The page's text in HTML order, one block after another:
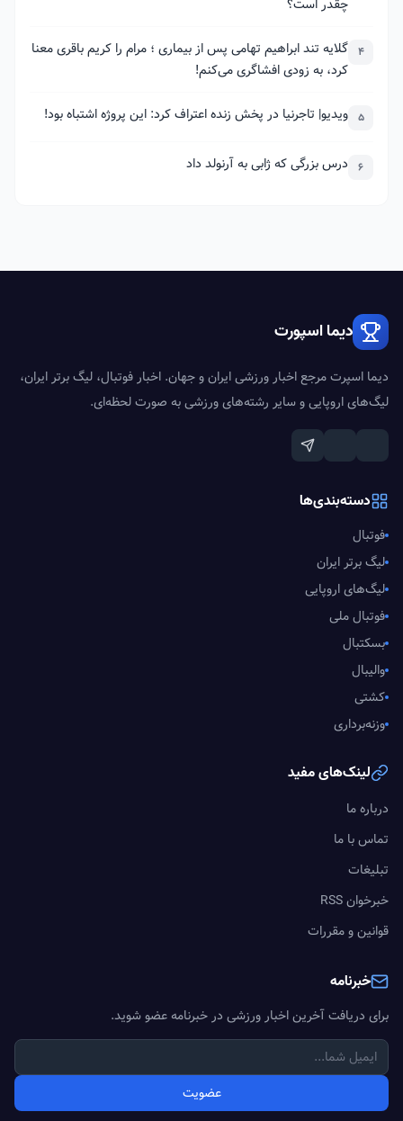
4 گلایه تند ابراهیم تهامی پس از بیماری ؛ مرام را کریم باقری معنا
کرد، به زودی افشاگری می‌کنم!
5 ویدیو| تاجرنیا در پخش زنده اعتراف کرد: این پروژه اشتباه بود!
6 درس بزرگی که ژابی به آرنولد داد
دیما اسپورت
دیما اسپرت مرجع اخبار ورزشی ایران و جهان. اخبار فوتبال، لیگ برتر ایران،
لیگ‌های اروپایی و سایر رشته‌های ورزشی به صورت لحظه‌ای.
دسته‌بندی‌ها
فوتبال
لیگ برتر ایران
لیگ‌های اروپایی
فوتبال ملی
بسکتبال
والیبال
کشتی
وزنه‌برداری
لینک‌های مفید
درباره ما
تماس با ما
تبلیغات
خبرخوان RSS
قوانین و مقررات
خبرنامه
برای دریافت آخرین اخبار ورزشی در خبرنامه عضو شوید.
عضویت